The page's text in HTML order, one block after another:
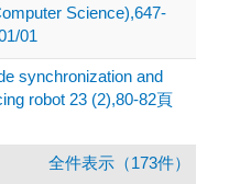
Science),647-
01
synchronization and
robot 23 (2),80-82頁
全件表示（173件）